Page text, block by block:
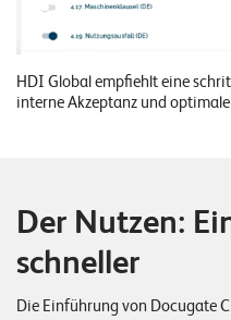
HDI Global empfiehlt eine
interne Akzeptanz und
Der Nutzen:
schneller
Die Einführung von Docugate